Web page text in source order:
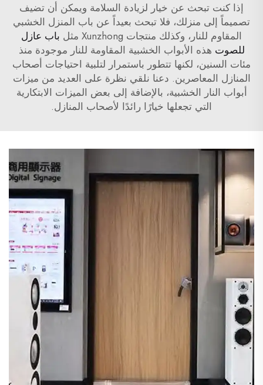
إذا كنت تبحث عن خيار لزيادة السلامة ويمكن أن تضيف
تصميماً إلى منزلك، فلا تبحث بعيداً عن باب المنزل الخشبي
المقاوم للنار، وكذلك منتجات Xunzhong مثل
باب عازل
للصوت هذه الأبواب الخشبية المقاومة للنار موجودة منذ
مئات السنين، لكنها تتطور باستمرار لتلبية احتياجات أصحاب
المنازل المعاصرين. دعنا نلقي نظرة على العديد من ميزات
أبواب النار الخشبية، بالإضافة إلى بعض الميزات الابتكارية
التي تجعلها خيارًا رائدًا لأصحاب المنازل.